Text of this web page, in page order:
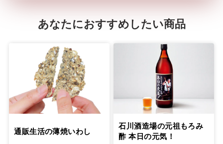
あなたにおすすめしたい商品
通販生活の薄焼いわし
石川酒造場の元祖もろみ
酢 本日の元気！